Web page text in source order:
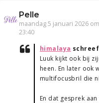
Pelle
maandag 5 januari 2026 om
23:40
himalaya
Luuk kijkt ook bij
heen. En later ook
multifocusbril die
En dat gesprek